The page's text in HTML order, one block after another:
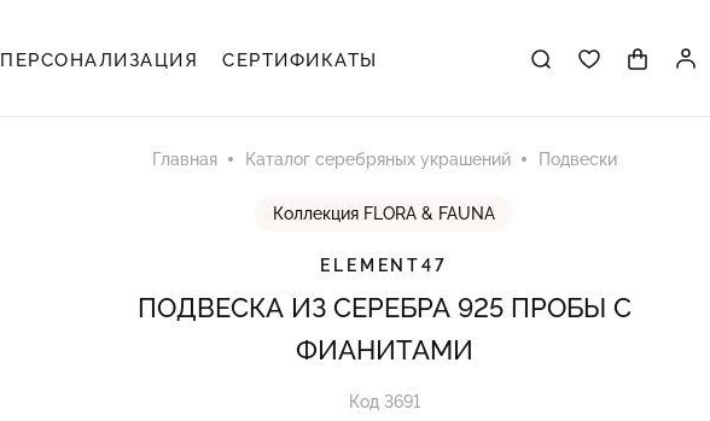
ПЕРСОНАЛИЗАЦИЯ СЕРТИФИКАТЫ
Главная Каталог серебряных украшений Подвески
Коллекция FLORA & FAUNA
ELEMENT47
ПОДВЕСКА ИЗ СЕРЕБРА 925 ПРОБЫ С
ФИАНИТАМИ
Код 3691